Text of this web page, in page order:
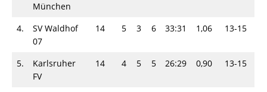
München
4.
SV Waldhof
07
14 5 3 6 33:31 1,06 13-15
5.
Karlsruher
FV
14 4 5 5 26:29 0,90 13-15